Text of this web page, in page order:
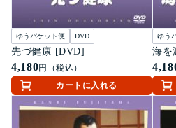
ゆうパケット便 DVD
先づ健康 [DVD]
4,180円（税込）
カートに入れる
ゆう
海を